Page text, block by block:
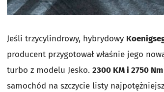
Jeśli trzycylindrowy, hybrydowy
producent przygotował właśnie jego
turbo z modelu Jesko. 2300 KM i 2750 Nm
samochód na szczycie listy